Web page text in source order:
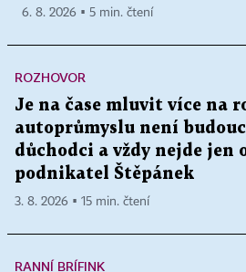
6. 8. 2026 ▪ 5 min. čtení
ROZHOVOR
Je na čase mluvit více na
autoprůmyslu není
důchodci a vždy nejde jen
podnikatel Štěpánek
3. 8. 2026 ▪ 15 min. čtení
RANNÍ BRÍFINK